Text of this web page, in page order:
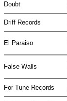
Doubt
Driff Records
El Paraiso
False Walls
For Tune Records